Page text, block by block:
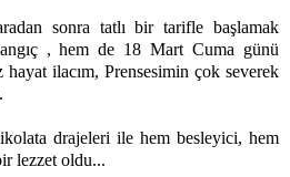
sonra tatlı bir tarifle başlamak
, hem de 18 Mart Cuma günü
hayat ilacım, Prensesimin çok severek
drajeleri ile hem besleyici, hem
lezzet oldu...